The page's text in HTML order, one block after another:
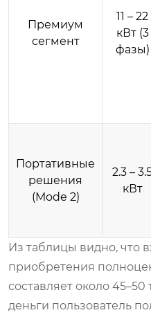
Премиум
сегмент
11 – 22
кВт (3
фазы)
Портативные
решения
(Mode 2)
2.3 –
кВт
Из таблицы видно, что
приобретения
составляет около
деньги пользователь